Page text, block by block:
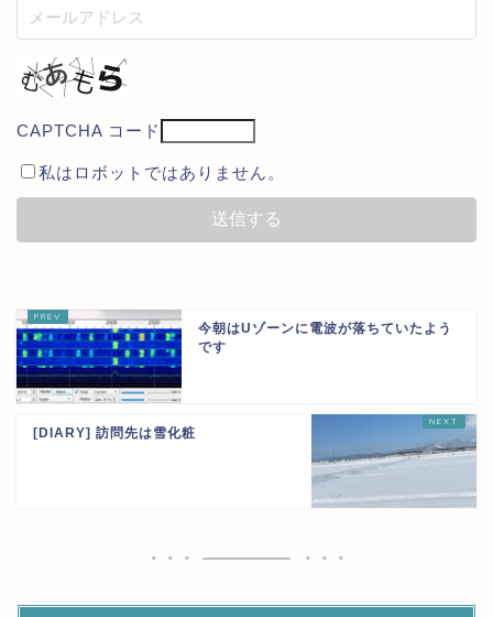
CAPTCHA コード
私はロボットではありません。
今朝はUゾーンに電波が落ちていたよう
です
[DIARY] 訪問先は雪化粧